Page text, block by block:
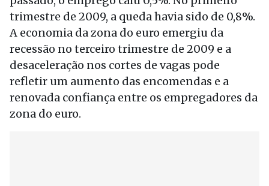
trimestre de 2009, a queda havia sido de 0,8%.
A economia da zona do euro emergiu da
recessão no terceiro trimestre de 2009 e a
desaceleração nos cortes de vagas pode
refletir um aumento das encomendas e a
renovada confiança entre os empregadores da
zona do euro.